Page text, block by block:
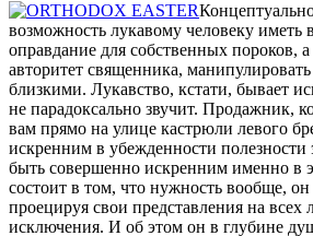
возможность лукавому человеку иметь
оправдание для собственных пороков,
авторитет священника,
близкими. Лукавство, кстати, бывает
не парадоксально звучит. Продажник,
вам прямо на улице кастрюли левого
искренним в убежденности полезности
быть совершенно искренним именно в
состоит в том, что нужность вообще, он
проецируя свои представления на всех
исключения. И об этом он в глубине